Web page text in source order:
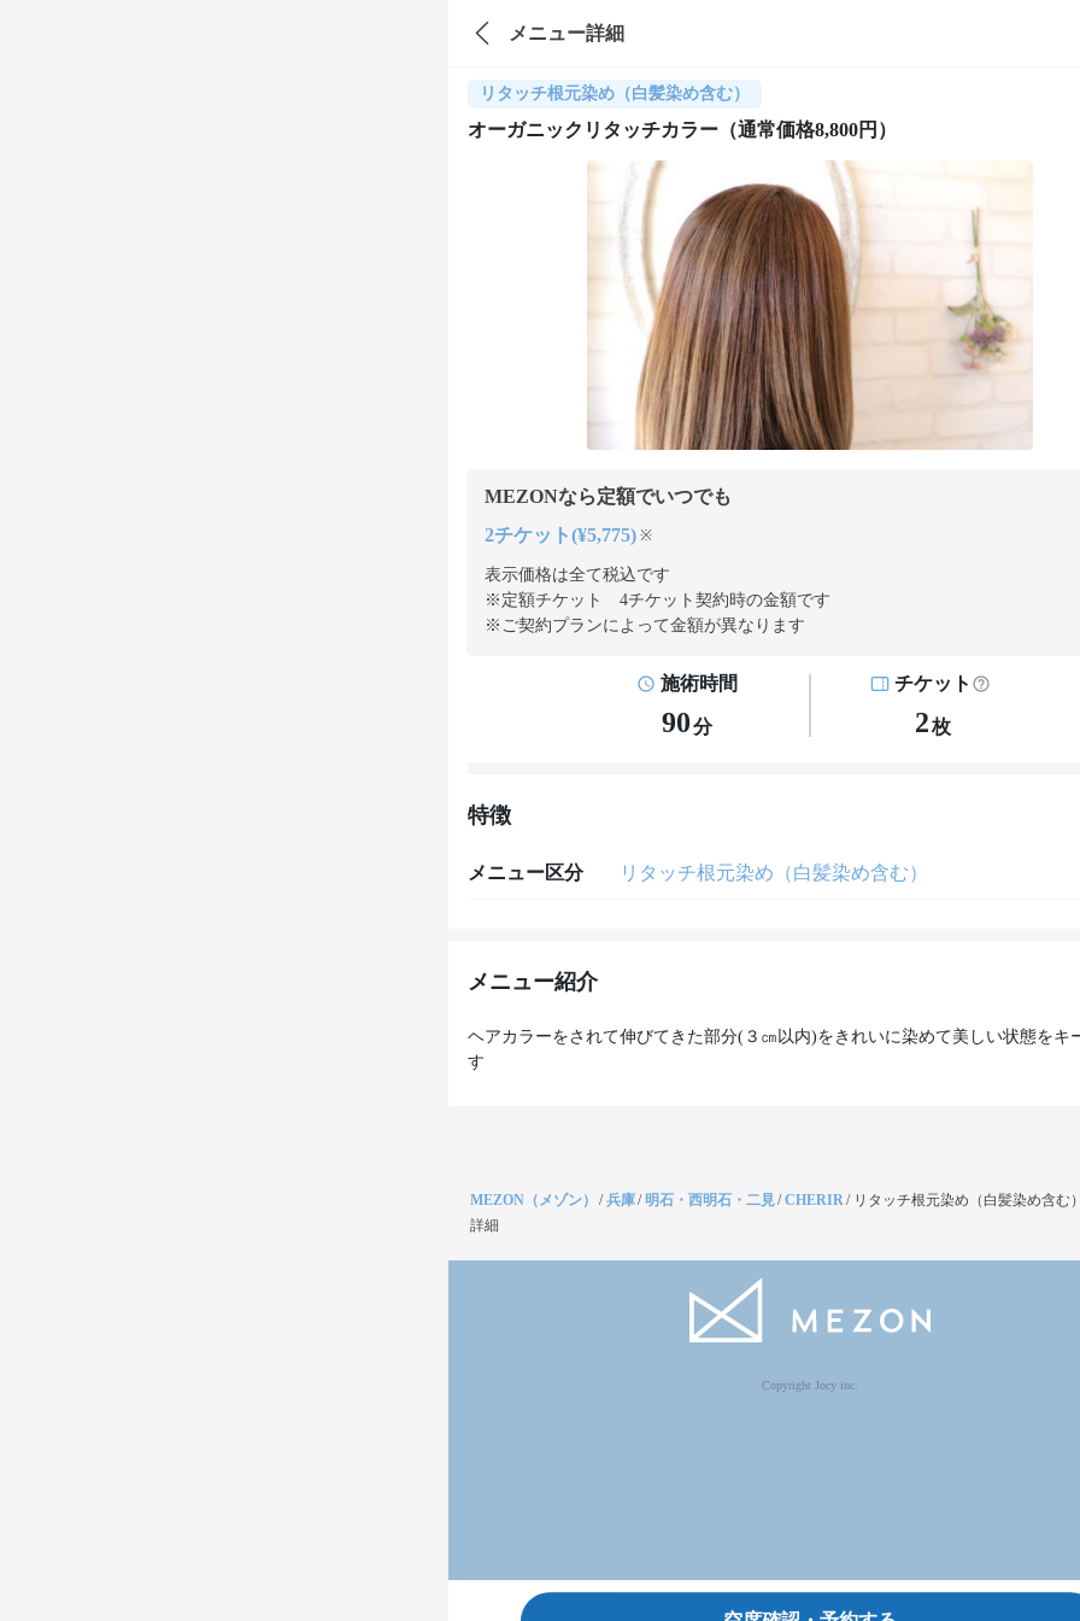
メニュー詳細
リタッチ根元染め（白髪染め含む）
オーガニックリタッチカラー（通常価格8,800円）
MEZONなら定額でいつでも
2チケット(¥5,775) ※
表示価格は全て税込です
※定額チケット 4チケット契約時の金額です
※ご契約プランによって金額が異なります
施術時間
90分
チケット
2枚
特徴
メニュー区分 リタッチ根元染め（白髪染め含む）
メニュー紹介
ヘアカラーをされて伸びてきた部分(３㎝以内)をきれいに染めて美しい状態をキ
MEZON（メゾン） /兵庫/明石・西明石・二見/CHERIR/ リタッチ根元染め（白髪染め含む
詳細
Copyright Jocy inc.